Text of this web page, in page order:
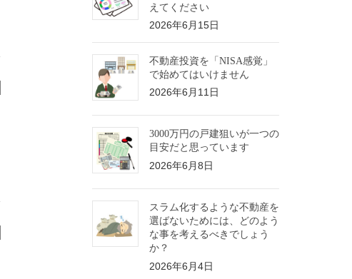
えてください
2026年6月15日
不動産投資を「NISA感覚」
で始めてはいけません
2026年6月11日
3000万円の戸建狙いが一つの
目安だと思っています
2026年6月8日
スラム化するような不動産を
選ばないためには、どのよう
な事を考えるべきでしょう
か？
2026年6月4日